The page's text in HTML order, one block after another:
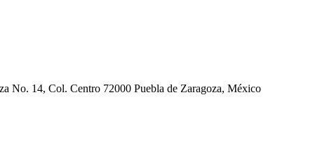
No. 14, Col. Centro 72000 Puebla de Zaragoza, México